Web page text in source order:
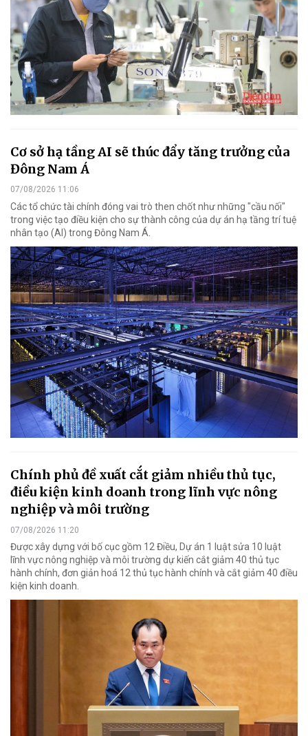
Cơ sở hạ tầng AI sẽ thúc đẩy tăng trưởng của
Đông Nam Á
07/08/2026 11:06
Các tổ chức tài chính đóng vai trò then chốt như những "cầu nối"
trong việc tạo điều kiện cho sự thành công của dự án hạ tầng trí tuệ
nhân tạo (AI) trong Đông Nam Á.
Chính phủ đề xuất cắt giảm nhiều thủ tục,
điều kiện kinh doanh trong lĩnh vực nông
nghiệp và môi trường
07/08/2026 11:20
Được xây dựng với bố cục gồm 12 Điều, Dự án 1 luật sửa 10 luật
lĩnh vực nông nghiệp và môi trường dự kiến cắt giảm 40 thủ tục
hành chính, đơn giản hoá 12 thủ tục hành chính và cắt giảm 40 điều
kiện kinh doanh.